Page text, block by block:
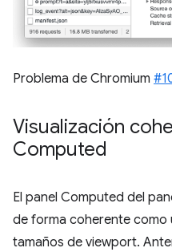
Problema de Chromium
Visualización
Computed
El panel Computed del
de forma coherente como
tamaños de viewport.